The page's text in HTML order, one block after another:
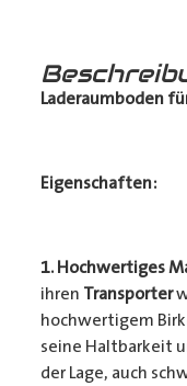
Laderaumboden
Eigenschaften:
1. Hochwertiges
ihren Transporter
hochwertigem
seine Haltbarkeit
der Lage, auch